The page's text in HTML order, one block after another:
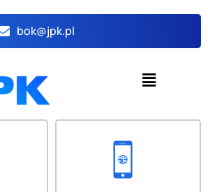
bok@jpk.pl
Menu